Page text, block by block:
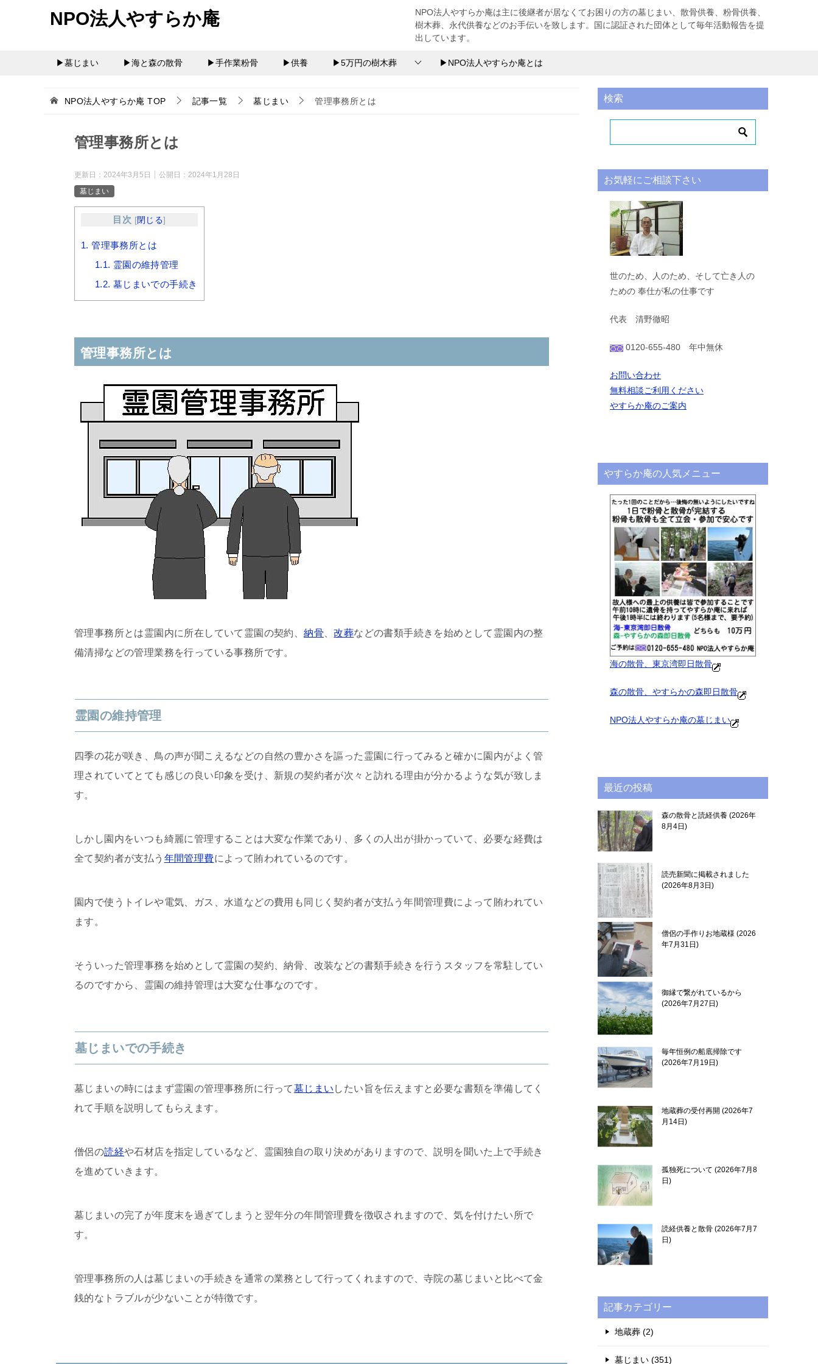
NPO法人やすらか庵
NPO法人やすらか庵は主に後継者が居なくてお困りの方の墓じまい、散骨供養、粉骨供養、
樹木葬、永代供養などのお手伝いを致します。国に認証された団体として毎年活動報告を提
出しています。
▶墓じまい ▶海と森の散骨 ▶手作業粉骨 ▶供養 ▶5万円の樹木葬 ▶NPO法人やすらか庵とは
NPO法人やすらか庵 TOP 記事一覧 墓じまい 管理事務所とは
管理事務所とは
更新日： 2024年3月5日 公開日： 2024年1月28日
墓じまい
目次 [閉じる]
1. 管理事務所とは
1.1. 霊園の維持管理
1.2. 墓じまいでの手続き
管理事務所とは
管理事務所とは霊園内に所在していて霊園の契約、納骨 、改葬などの書類手続きを始めとして霊園内の整
備清掃などの管理業務を行っている事務所です。
霊園の維持管理
四季の花が咲き、鳥の声が聞こえるなどの自然の豊かさを謳った霊園に行ってみると確かに園内がよく管
理されていてとても感じの良い印象を受け、新規の契約者が次々と訪れる理由が分かるような気が致しま
す。
しかし園内をいつも綺麗に管理することは大変な作業であり、多くの人出が掛かっていて、必要な経費は
全て契約者が支払う 年間管理費によって賄われているのです。
園内で使うトイレや電気、ガス、水道などの費用も同じく契約者が支払う年間管理費によって賄われてい
ます。
そういった管理事務を始めとして霊園の契約、納骨、改装などの書類手続きを行うスタッフを常駐してい
るのですから、霊園の維持管理は大変な仕事なのです。
墓じまいでの手続き
墓じまいの時にはまず霊園の管理事務所に行って墓じまい したい旨を伝えますと必要な書類を準備してく
れて手順を説明してもらえます。
僧侶の読経や石材店を指定しているなど、霊園独自の取り決めがありますので、説明を聞いた上で手続き
を進めていきます。
墓じまいの完了が年度末を過ぎてしまうと翌年分の年間管理費を徴収されますので、気を付けたい所で
す。
管理事務所の人は墓じまいの手続きを通常の業務として行ってくれますので、寺院の墓じまいと比べて金
銭的なトラブルが少ないことが特徴です。
検索
お気軽にご相談下さい
世のため、人のため、そして亡き人の
ための 奉仕が私の仕事です
代表 清野徹昭
0120-655-480 年中無休
お問い合わせ
無料相談ご利用ください
やすらか庵のご案内
やすらか庵の人気メニュー
海の散骨、東京湾即日散骨
森の散骨、やすらかの森即日散骨
NPO法人やすらか庵の墓じまい
最近の投稿
森の散骨と読経供養 2026年
8月4日
読売新聞に掲載されました
2026年8月3日
僧侶の手作りお地蔵様 2026
年7月31日
御縁で繋がれているから
2026年7月27日
毎年恒例の船底掃除です
2026年7月19日
地蔵葬の受付再開 2026年7
月14日
孤独死について 2026年7月8
日
読経供養と散骨 2026年7月7
日
記事カテゴリー
地蔵葬 (2)
墓じまい (351)